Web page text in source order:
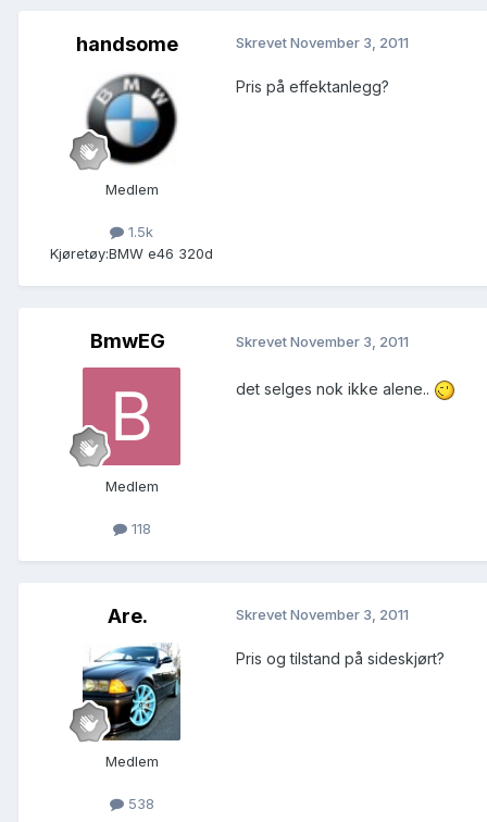
handsome
Medlem
1.5k
Kjøretøy:BMW e46 320d
SkrevetNovember 3, 2011
Pris på effektanlegg?
BmwEG
Medlem
118
SkrevetNovember 3, 2011
det selges nok ikke alene..
Are.
Medlem
538
SkrevetNovember 3, 2011
Pris og tilstand på sideskjørt?